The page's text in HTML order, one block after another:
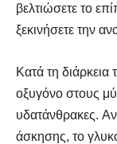
βελτιώσετε το
ξεκινήσετε την
Κατά τη διάρκεια
οξυγόνο στους
υδατάνθρακες.
άσκησης, το